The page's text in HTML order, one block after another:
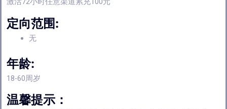
定向范围:
无
年龄:
18-60周岁
温馨提示：